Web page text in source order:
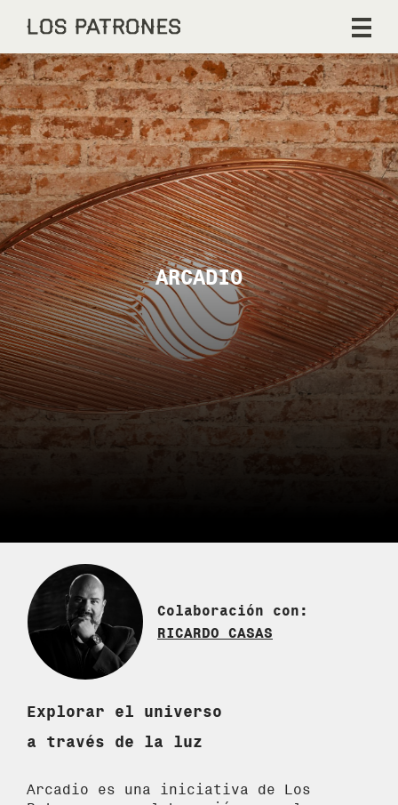
ARCADIO
Colaboración con:
RICARDO CASAS
Explorar el universo
a través de la luz
Arcadio es una iniciativa de Los